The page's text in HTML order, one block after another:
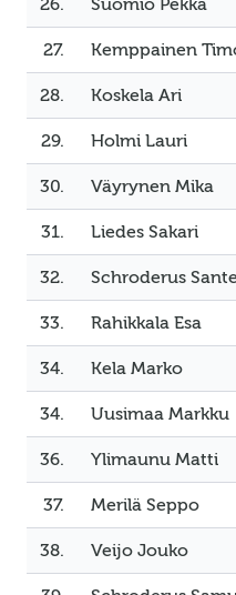
26. Suomio Pekka
27. Kemppainen
28. Koskela Ari
29. Holmi Lauri
30. Väyrynen Mika
31. Liedes Sakari
32. Schroderus
33. Rahikkala Esa
34. Kela Marko
34. Uusimaa Markku
36. Ylimaunu Matti
37. Merilä Seppo
38. Veijo Jouko